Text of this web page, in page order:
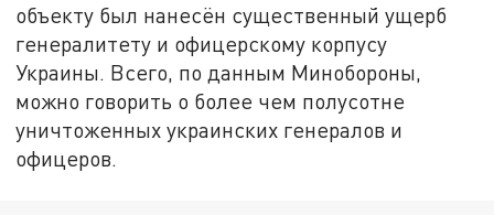
объекту был нанесён существенный ущерб
генералитету и офицерскому корпусу
Украины. Всего, по данным Минобороны,
можно говорить о более чем полусотне
уничтоженных украинских генералов и
офицеров.